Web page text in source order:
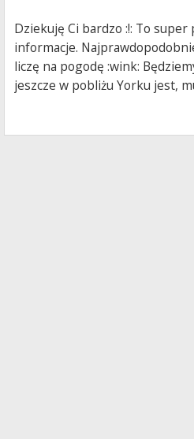
Dziekuję Ci bardzo :!: To
informacje.
liczę na pogodę :wink:
jeszcze w pobliżu Yorku jest,